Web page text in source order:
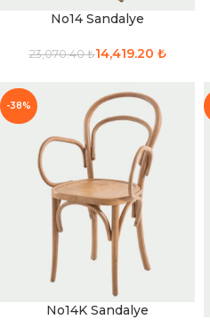
No14 Sandalye
23,070.40₺14,419.20 ₺
-38%
No14K Sandalye